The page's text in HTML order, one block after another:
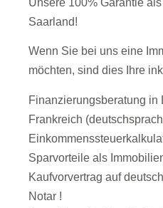
Saarland!
Wenn Sie bei uns eine
möchten, sind dies Ihre
Finanzierungsberatung in
Frankreich
Sparvorteile als
Kaufvorvertrag auf
Notar !